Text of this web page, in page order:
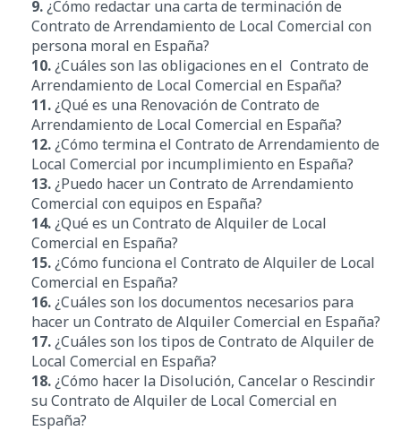
9.¿Cómo redactar una carta de terminación de
Contrato de Arrendamiento de Local Comercial con
persona moral en España?
10.¿Cuáles son las obligaciones en el Contrato de
Arrendamiento de Local Comercial en España?
11.¿Qué es una Renovación de Contrato de
Arrendamiento de Local Comercial en España?
12.¿Cómo termina el Contrato de Arrendamiento de
Local Comercial por incumplimiento en España?
13.¿Puedo hacer un Contrato de Arrendamiento
Comercial con equipos en España?
14.¿Qué es un Contrato de Alquiler de Local
Comercial en España?
15.¿Cómo funciona el Contrato de Alquiler de Local
Comercial en España?
16.¿Cuáles son los documentos necesarios para
hacer un Contrato de Alquiler Comercial en España?
17.¿Cuáles son los tipos de Contrato de Alquiler de
Local Comercial en España?
18.¿Cómo hacer la Disolución, Cancelar o Rescindir
su Contrato de Alquiler de Local Comercial en
España?